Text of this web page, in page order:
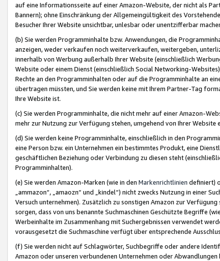
auf eine Informationsseite auf einer Amazon-Website, der nicht als
Bannern); ohne Einschränkung der Allgemeingültigkeit des
Besucher Ihrer Website unsichtbar, unlesbar oder unentzifferbar
(b) Sie werden Programminhalte bzw. Anwendungen, die
anzeigen, weder verkaufen noch weiterverkaufen, weitergeben,
innerhalb von Werbung außerhalb Ihrer Website (einschließlich
Website oder einem Dienst (einschließlich Social Networking-
Rechte an den Programminhalten oder auf die Programminhalte an
übertragen müssten, und Sie werden keine mit Ihrem Partner-Tag
Ihre Website ist.
(c) Sie werden Programminhalte, die nicht mehr auf einer Amazon-
mehr zur Nutzung zur Verfügung stehen, umgehend von Ihrer
(d) Sie werden keine Programminhalte, einschließlich in den
eine Person bzw. ein Unternehmen ein bestimmtes Produkt, eine
geschäftlichen Beziehung oder Verbindung zu diesen steht
Programminhalten).
(e) Sie werden Amazon-Marken (wie in den Markenrichtlinien definiert)
„ammazon“, „amaozn“ und „kindel“) nicht zwecks Nutzung in einer
Versuch unternehmen). Zusätzlich zu sonstigen Amazon zur
sorgen, dass von uns benannte Suchmaschinen Geschützte Begriffe
Werbeinhalte im Zusammenhang mit Suchergebnissen verwendet
vorausgesetzt die Suchmaschine verfügt über entsprechende
(f) Sie werden nicht auf Schlagwörter, Suchbegriffe oder andere
Amazon oder unseren verbundenen Unternehmen oder